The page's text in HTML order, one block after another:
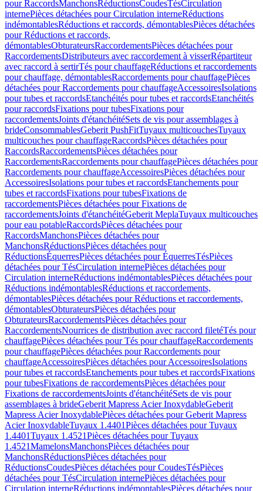
pour RaccordsManchonsRéductionsCoudesTésCirculation
internePièces détachées pour Circulation interneRéductions
indémontablesRéductions et raccords, démontablesPièces détachées
pour Réductions et raccords,
démontablesObturateursRaccordementsPièces détachées pour
RaccordementsDistributeurs avec raccordement à visserRépartiteur
avec raccord à sertirTés pour chauffageRéductions et raccordements
pour chauffage, démontablesRaccordements pour chauffagePièces
détachées pour Raccordements pour chauffageAccessoiresIsolations
pour tubes et raccordsEtanchéités pour tubes et raccordsEtanchéités
pour raccordsFixations pour tubesFixations pour
raccordementsJoints d'étanchéitéSets de vis pour assemblages à
brideConsommablesGeberit PushFitTuyaux multicouchesTuyaux
multicouches pour chauffageRaccordsPièces détachées pour
RaccordsRaccordementsPièces détachées pour
RaccordementsRaccordements pour chauffagePièces détachées pour
Raccordements pour chauffageAccessoiresPièces détachées pour
AccessoiresIsolations pour tubes et raccordsEtanchements pour
tubes et raccordsFixations pour tubesFixations de
raccordementsPièces détachées pour Fixations de
raccordementsJoints d'étanchéitéGeberit MeplaTuyaux multicouches
pour eau potableRaccordsPièces détachées pour
RaccordsManchonsPièces détachées pour
ManchonsRéductionsPièces détachées pour
RéductionsÉquerresPièces détachées pour ÉquerresTésPièces
détachées pour TésCirculation internePièces détachées pour
Circulation interneRéductions indémontablesPièces détachées pour
Réductions indémontablesRéductions et raccordements,
démontablesPièces détachées pour Réductions et raccordements,
démontablesObturateursPièces détachées pour
ObturateursRaccordementsPièces détachées pour
RaccordementsNourrices de distribution avec raccord filetéTés pour
chauffagePièces détachées pour Tés pour chauffageRaccordements
pour chauffagePièces détachées pour Raccordements pour
chauffageAccessoiresPièces détachées pour AccessoiresIsolations
pour tubes et raccordsEtanchements pour tubes et raccordsFixations
pour tubesFixations de raccordementsPièces détachées pour
Fixations de raccordementsJoints d'étanchéitéSets de vis pour
assemblages à brideGeberit Mapress Acier InoxydableGeberit
Mapress Acier InoxydablePièces détachées pour Geberit Mapress
Acier InoxydableTuyaux 1.4401Pièces détachées pour Tuyaux
1.4401Tuyaux 1.4521Pièces détachées pour Tuyaux
1.4521MamelonsManchonsPièces détachées pour
ManchonsRéductionsPièces détachées pour
RéductionsCoudesPièces détachées pour CoudesTésPièces
détachées pour TésCirculation internePièces détachées pour
Circulation interneRéductions indémontablesPièces détachées pour